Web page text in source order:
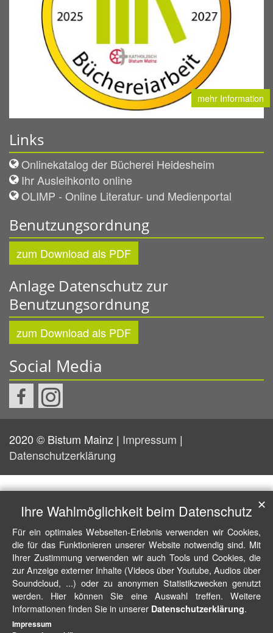
mehr Information
Links
Onlinekatalog der Bücherei Heidesheim
Ihr Ausleihkonto online
OLIMP - Online Literatur- und Medienportal
Benutzungsordnung
zum Download als PDF
Anlage Datenschutz zur
Benutzungsordnung
zum Download als PDF
Social Media
2020 © Bistum Mainz | Impressum |
Datenschutzerklärung
Ihre Wahlmöglichkeit beim Datenschutz
Für ein optimales Webseiten-Erlebnis verwenden wir Cookies,
die für das Funktionieren unserer Website notwendig sind. Mit
Ihrer Zustimmung verwenden wir auch Tools und Cookies, die
zur Anzeige externer Inhalte (Videos über Youtube, Audios über
Soundcloud, ...) oder zu anonymen Statistikzwecken genutzt
werden. Hier können Sie eine Auswahl treffen. Weitere
Informationen finden Sie in unserer Datenschutzerklärung.
✕
Impressum